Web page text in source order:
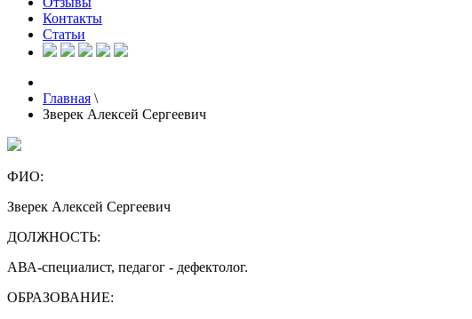
Контакты
Статьи
Главная \
Зверек Алексей Сергеевич
ФИО:
Зверек Алексей Сергеевич
ДОЛЖНОСТЬ:
АВА-специалист, педагог - дефектолог.
ОБРАЗОВАНИЕ: